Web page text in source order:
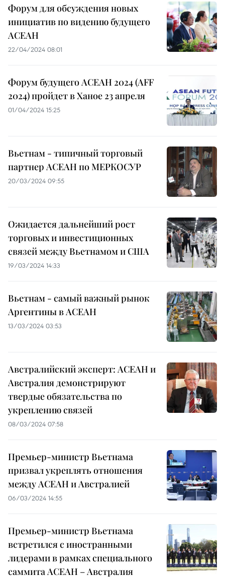
Форум для обсуждения новых
инициатив по видению будущего
АСЕАН
22/04/2024 08:01
Форум будущего АСЕАН 2024 (AFF
2024) пройдет в Ханое 23 апреля
01/04/2024 15:25
Вьетнам - типичный торговый
партнер АСЕАН по МЕРКОСУР
20/03/2024 09:55
Ожидается дальнейший рост
торговых и инвестиционных
связей между Вьетнамом и США
19/03/2024 14:33
Вьетнам - самый важный рынок
Аргентины в АСЕАН
13/03/2024 03:53
Австралийский эксперт: АСЕАН и
Австралия демонстрируют
твердые обязательства по
укреплению связей
08/03/2024 07:58
Премьер-министр Вьетнама
призвал укреплять отношения
между АСЕАН и Австралией
06/03/2024 14:55
Премьер-министр Вьетнама
встретился с иностранными
лидерами в рамках специального
саммита АСЕАН – Австралия